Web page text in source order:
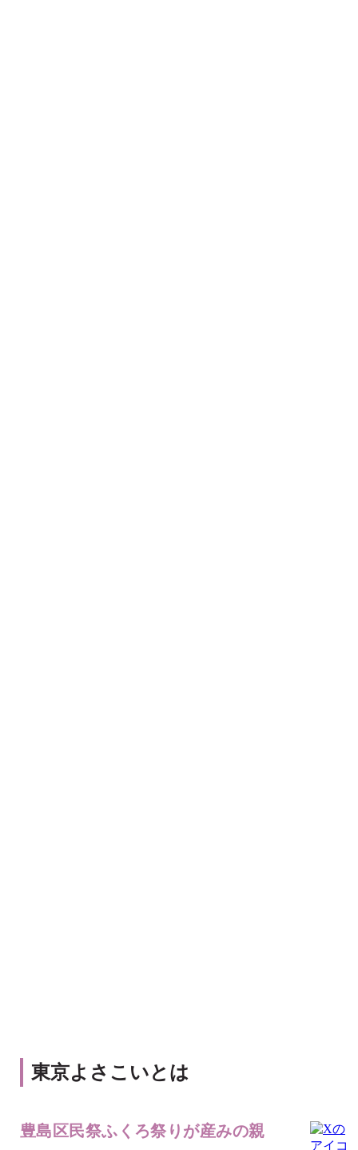
東京よさこいとは
豊島区民祭ふくろ祭りが産みの親